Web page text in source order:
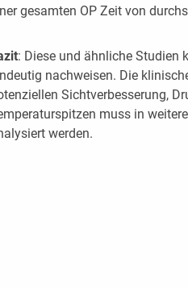
gesamten OP Zeit von
: Diese und ähnliche Studien
nachweisen. Die
Sichtverbesserung,
muss in
werden.